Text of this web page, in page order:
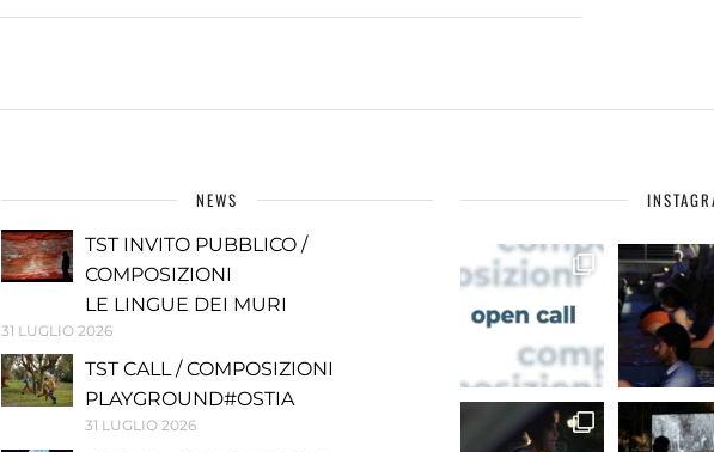
NEWS
TST INVITO PUBBLICO /
COMPOSIZIONI
LE LINGUE DEI MURI
31 LUGLIO 2026
TST CALL / COMPOSIZIONI
PLAYGROUND#OSTIA
31 LUGLIO 2026